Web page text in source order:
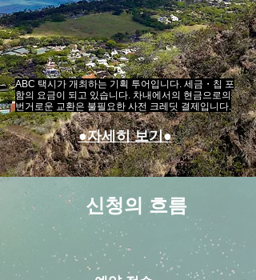
​ABC 택시가 개최하는 기획 투어입니다. 세금・칩 포
함의 요금이 되고 있습니다. 차내에서의 현금으로의
번거로운 교환은 불필요한 사전 크레딧 결제입니다.
●자세히 보기●
신청의 흐름